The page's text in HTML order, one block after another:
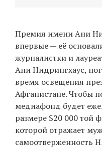
Премия имени Ани
впервые — её
журналистки и
Ани Нидрингхаус,
время освещения
Афганистане. Чтобы
медиафонд будет
размере $20 000 той
которой отражает
самоотверженность